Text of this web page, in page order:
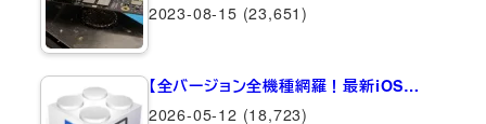
2023-08-15 (23,651)
【全バージョン全機種網羅！最新iOS…
2026-05-12 (18,723)